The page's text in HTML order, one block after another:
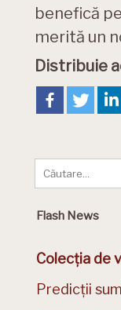
benefică
merită un
Distribuie
Flash News
Colecția de
Predicții